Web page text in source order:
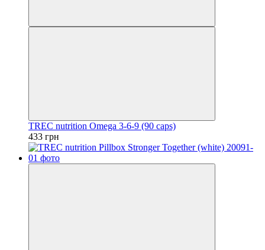
TREC nutrition Omega 3-6-9 (90 caps)
433 грн